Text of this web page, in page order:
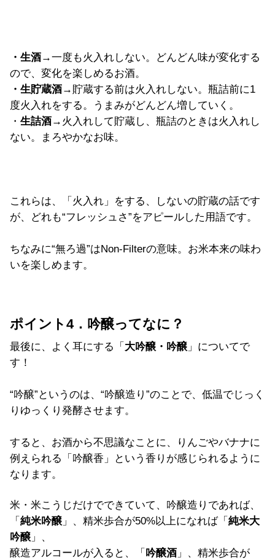
・生酒→一度も火入れしない。どんどん味が変化する
ので、変化を楽しめるお酒。
・生貯蔵酒→貯蔵する前は火入れしない。瓶詰前に1
度火入れをする。うまみがどんどん増していく。
・ 生詰酒→ 火入れして貯蔵し、瓶詰のときは火入れし
ない。まろやかなお味。
これらは、「火入れ」をする、しないの貯蔵の話です
が、どれも“フレッシュさ”をアピールした用語です。
ちなみに“無ろ過”はNon-Filterの意味。お米本来の味わ
いを楽しめます。
ポイント4．吟醸ってなに？
最後に、よく耳にする「 大吟醸・吟醸 」についてで
す！
“吟醸”というのは、“吟醸造り”のことで、低温でじっく
りゆっくり発酵させます。
すると、お酒から不思議なことに、りんごやバナナに
例えられる「吟醸香」という香りが感じられるように
なります。
米・米こうじだけでできていて、吟醸造りであれば、
「 純米吟醸 」、精米歩合が50%以上になれば「 純米大
吟醸 」、
醸造アルコールが入ると、「 吟醸酒 」、精米歩合が